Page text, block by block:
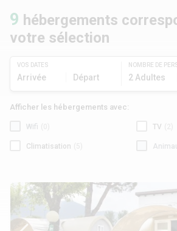
VOS DATES
Arrivée Départ
NOMBRE DE
2 Adultes
9 hébergements
votre sélection
Afficher les hébergements avec:
Wifi TV
Climatisation